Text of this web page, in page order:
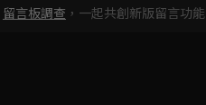
留言板調查 ，一起共創新版留言功能